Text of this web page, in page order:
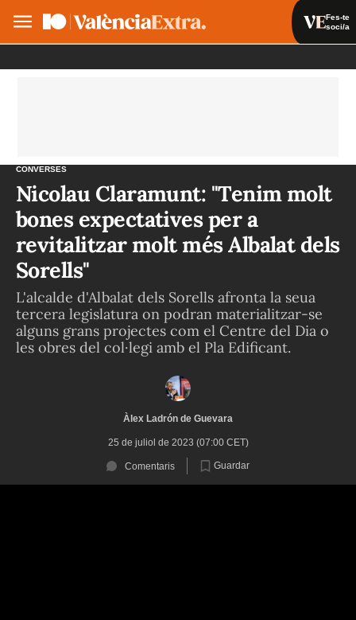
Fes-te
soci/a
CONVERSES
Nicolau Claramunt: "Tenim molt
bones expectatives per a
revitalitzar molt més Albalat dels
Sorells"
L'alcalde d'Albalat dels Sorells afronta la seua
tercera legislatura on podran materialitzar-se
alguns grans projectes com el Centre del Dia o
les obres del col·legi amb el Pla Edificant.
Àlex Ladrón de Guevara
25 de juliol de 2023 (07:00 CET)
Comentaris Guardar